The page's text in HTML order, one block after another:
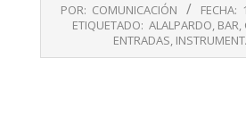
POR: COMUNICACIÓN FECHA:
ETIQUETADO: ALALPARDO, BAR,
ENTRADAS,